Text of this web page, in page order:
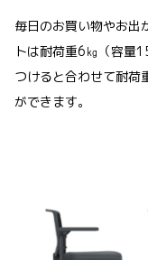
毎日のお買い物やお出
トは耐荷重6㎏（容量
つけると合わせて耐
ができます。